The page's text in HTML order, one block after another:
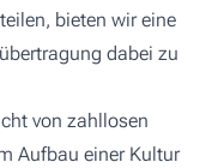
bieten wir eine
dabei zu
von zahllosen
Aufbau einer Kultur